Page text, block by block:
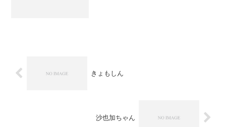
きょもしん
沙也加ちゃん